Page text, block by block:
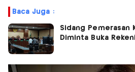
Baca Juga :
Sidang Pemerasan
Diminta Buka